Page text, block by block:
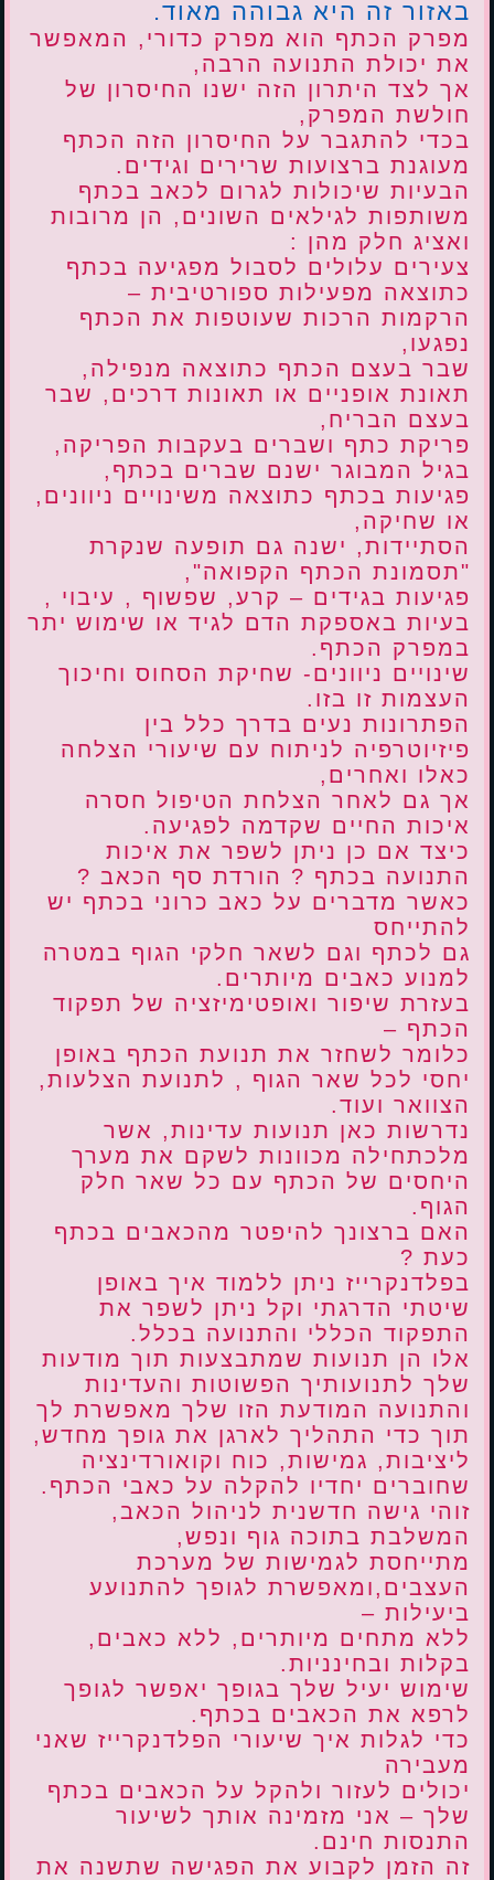
באזור זה היא גבוהה מאוד.
מפרק הכתף הוא מפרק כדורי, המאפשר
את יכולת התנועה הרבה,
אך לצד היתרון הזה ישנו החיסרון של
חולשת המפרק,
בכדי להתגבר על החיסרון הזה הכתף
מעוגנת ברצועות שרירים וגידים.
הבעיות שיכולות לגרום לכאב בכתף
משותפות לגילאים השונים, הן מרובות
ואציג חלק מהן :
צעירים עלולים לסבול מפגיעה בכתף
כתוצאה מפעילות ספורטיבית –
הרקמות הרכות שעוטפות את הכתף
נפגעו,
שבר בעצם הכתף כתוצאה מנפילה,
תאונת אופניים או תאונות דרכים, שבר
בעצם הבריח,
פריקת כתף ושברים בעקבות הפריקה,
בגיל המבוגר ישנם שברים בכתף,
פגיעות בכתף כתוצאה משינויים ניוונים,
או שחיקה,
הסתיידות, ישנה גם תופעה שנקרת
"תסמונת הכתף הקפואה",
פגיעות בגידים – קרע, שפשוף , עיבוי ,
בעיות באספקת הדם לגיד או שימוש יתר
במפרק הכתף.
שינויים ניוונים- שחיקת הסחוס וחיכוך
העצמות זו בזו.
הפתרונות נעים בדרך כלל בין
פיזיוטרפיה לניתוח עם שיעורי הצלחה
כאלו ואחרים,
אך גם לאחר הצלחת הטיפול חסרה
איכות החיים שקדמה לפגיעה.
כיצד אם כן ניתן לשפר את איכות
התנועה בכתף ? הורדת סף הכאב ?
כאשר מדברים על כאב כרוני בכתף יש
להתייחס
גם לכתף וגם לשאר חלקי הגוף במטרה
למנוע כאבים מיותרים.
בעזרת שיפור ואופטימיזציה של תפקוד
הכתף –
כלומר לשחזר את תנועת הכתף באופן
יחסי לכל שאר הגוף , לתנועת הצלעות,
הצוואר ועוד.
נדרשות כאן תנועות עדינות, אשר
מלכתחילה מכוונות לשקם את מערך
היחסים של הכתף עם כל שאר חלק
הגוף.
האם ברצונך להיפטר מהכאבים בכתף
כעת ?
בפלדנקרייז ניתן ללמוד איך באופן
שיטתי הדרגתי וקל ניתן לשפר את
התפקוד הכללי והתנועה בכלל.
אלו הן תנועות שמתבצעות תוך מודעות
שלך לתנועותיך הפשוטות והעדינות
והתנועה המודעת הזו שלך מאפשרת לך
תוך כדי התהליך לארגן את גופך מחדש,
ליציבות, גמישות, כוח וקואורדינציה
שחוברים יחדיו להקלה על כאבי הכתף.
זוהי גישה חדשנית לניהול הכאב,
המשלבת בתוכה גוף ונפש,
מתייחסת לגמישות של מערכת
העצבים,ומאפשרת לגופך להתנועע
ביעילות –
ללא מתחים מיותרים, ללא כאבים,
בקלות ובחינניות.
שימוש יעיל שלך בגופך יאפשר לגופך
לרפא את הכאבים בכתף.
כדי לגלות איך שיעורי הפלדנקרייז שאני
מעבירה
יכולים לעזור ולהקל על הכאבים בכתף
שלך – אני מזמינה אותך לשיעור
התנסות חינם.
זה הזמן לקבוע את הפגישה שתשנה את